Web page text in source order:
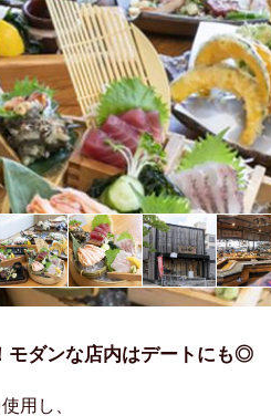
モダンな店内はデートにも◎
用し、